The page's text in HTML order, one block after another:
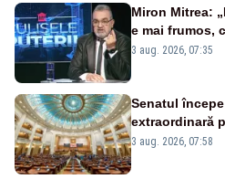
Miron Mitrea:
e mai frumos,
țipă mai tare,
3 aug. 2026, 07:35
Senatul
extraordinară
jaloane din
3 aug. 2026, 07:58